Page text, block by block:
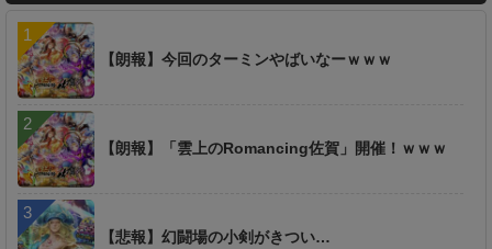
【朗報】今回のターミンやばいなーｗｗｗ
【朗報】「雲上のRomancing佐賀」開催！ｗｗｗ
【悲報】幻闘場の小剣がきつい…